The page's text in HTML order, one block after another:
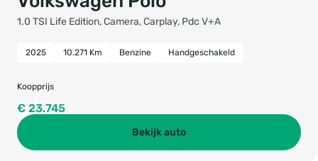
1.0 TSI Life Edition, Camera, Carplay, Pdc V+A
2025 10.271 Km Benzine Handgeschakeld
Koopprijs
€ 23.745
Bekijk auto